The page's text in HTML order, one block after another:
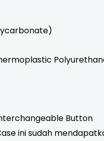
Button
ini sudah